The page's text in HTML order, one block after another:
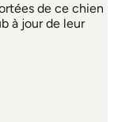
de ce chien
à jour de leur